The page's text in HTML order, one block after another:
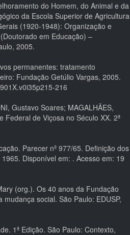
do Homem, do Animal e da
da Escola Superior de Agricultura
(1920-1948): Organização e
em Educação) –
2005.
permanentes: tratamento
Fundação Getúlio Vargas, 2005.
216
Gustavo Soares; MAGALHÃES,
Federal de Viçosa no Século XX. 2ª
Parecer nº 977/65. Definição dos
Disponível em: . Acesso em: 19
(org.). Os 40 anos da Fundação
social. São Paulo: EDUSP,
1ª Edição. São Paulo: Contexto,